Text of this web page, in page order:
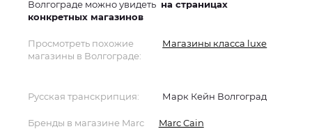
Волгограде можно увидеть на страницах
конкретных магазинов
Просмотреть похожие
магазины в Волгограде:
Магазины класса luxe
Русская транскрипция: Марк Кейн Волгоград
Бренды в магазине Marc Marc Cain